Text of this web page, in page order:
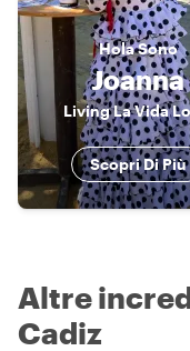
HolaSono
Joanna
Living La Vida
Scopri Di Più
Altre
Cadiz